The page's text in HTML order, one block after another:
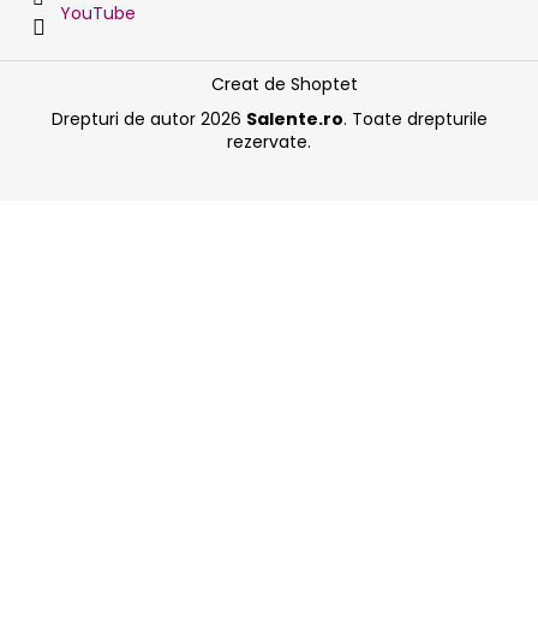
YouTube
Creat de Shoptet
Drepturi de autor 2026 Salente.ro. Toate drepturile
rezervate.